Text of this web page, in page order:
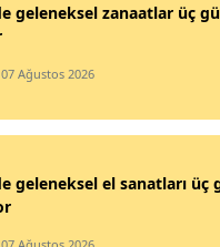
geleneksel zanaatlar üç
Ağustos 2026
geleneksel el sanatları